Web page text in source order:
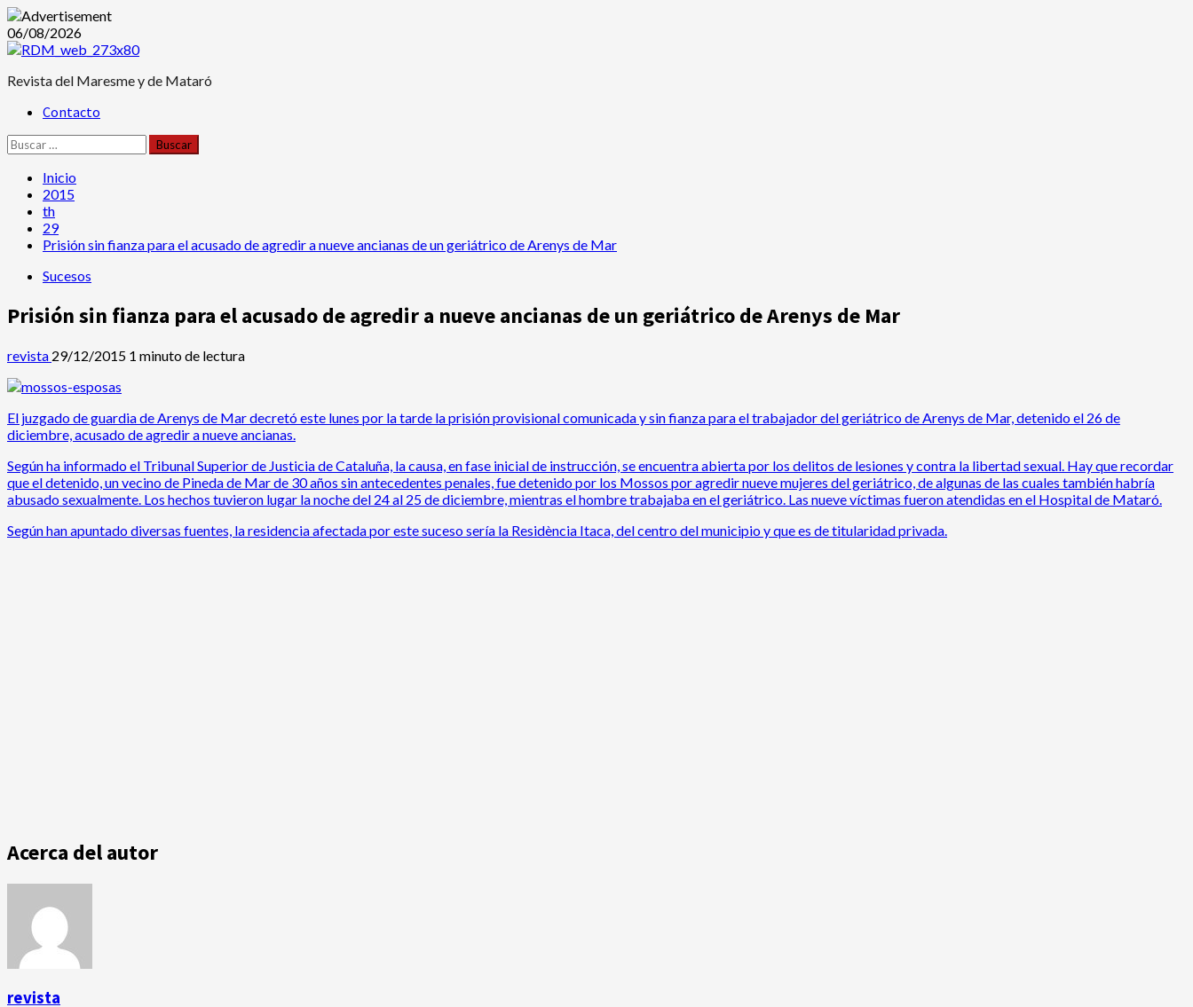
Saltar
al
06/08/2026
Revista del Maresme y de Mataró
Menú Contacto
Buscar:
Inicio
2015
th
29
Prisión sin fianza para el acusado de agredir a nueve ancianas de un geriátrico de Arenys de Mar
Sucesos
Prisión sin fianza para el acusado de agredir a nueve ancianas de un geriátrico de Arenys de Mar
revista 29/12/2015 1 minuto de lectura
El juzgado de guardia de Arenys de Mar decretó este lunes por la tarde la prisión provisional comunicada y sin fianza para el trabajador del geriátrico de Arenys de Mar, detenido el 26 de
diciembre, acusado de agredir a nueve ancianas.
Según ha informado el Tribunal Superior de Justicia de Cataluña, la causa, en fase inicial de instrucción, se encuentra abierta por los delitos de lesiones y contra la libertad sexual. Hay que recordar
que el detenido, un vecino de Pineda de Mar de 30 años sin antecedentes penales, fue detenido por los Mossos por agredir nueve mujeres del geriátrico, de algunas de las cuales también habría
abusado sexualmente. Los hechos tuvieron lugar la noche del 24 al 25 de diciembre, mientras el hombre trabajaba en el geriátrico. Las nueve víctimas fueron atendidas en el Hospital de Mataró.
Según han apuntado diversas fuentes, la residencia afectada por este suceso sería la Residència Itaca, del centro del municipio y que es de titularidad privada.
Acerca del autor
revista